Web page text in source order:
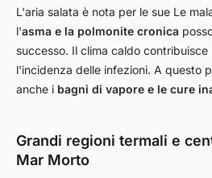
L'aria salata è nota per le sue Le
l'asma e la polmonite cronica
successo. Il clima caldo
l'incidenza delle infezioni. A questo
anche i bagni di vapore e le cure
Grandi regioni termali e
Mar Morto